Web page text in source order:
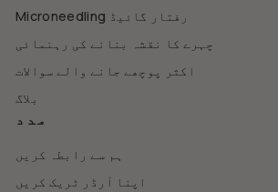
Microneedling رفتار گائیڈ
چہرے کا نقشہ بنانے کی رہنمائی
اکثر پوچھے جانے والے سوالات
بلاگ
مدد
ہم سے رابطہ کریں
اپنا آرڈر ٹریک کریں